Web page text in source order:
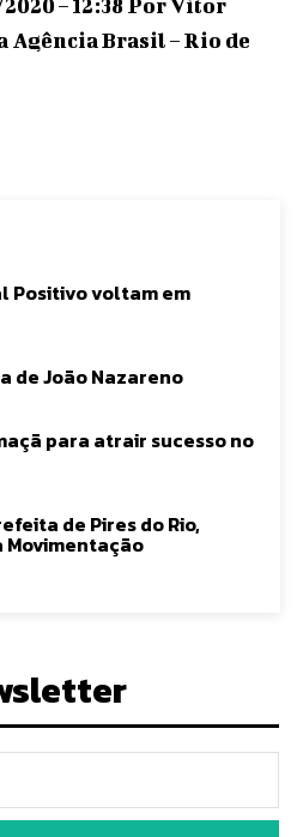
– 12:38 Por Vitor
Agência Brasil – Rio de
Positivo voltam em
de João Nazareno
para atrair sucesso no
de Pires do Rio,
Movimentação